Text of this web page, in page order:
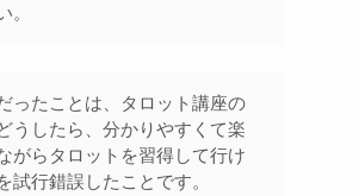
。
ったことは、タロット講座の
うしたら、分かりやすくて楽
がらタロットを習得して行け
試行錯誤したことです。